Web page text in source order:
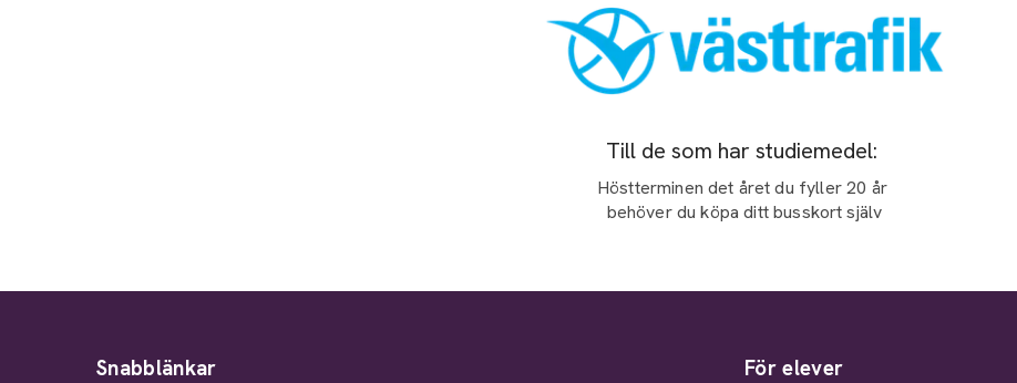
Till de som har studiemedel:
Höstterminen det året du fyller 20 år
behöver du köpa ditt busskort själv
Snabblänkar För elever